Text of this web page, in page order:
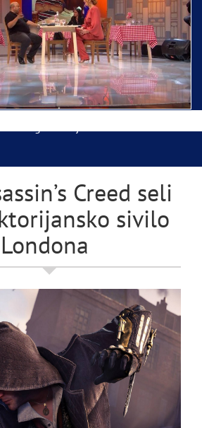
Presvete Bogorodice danas iz
Save
Creed seli
sivilo
Londona